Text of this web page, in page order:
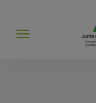
Abrir